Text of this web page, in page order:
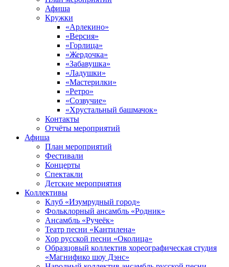
Афиша
Кружки
«Арлекино»
«Версия»
«Горлица»
«Жердочка»
«Забавушка»
«Ладушки»
«Мастерилки»
«Ретро»
«Созвучие»
«Хрустальный башмачок»
Контакты
Отчёты мероприятий
Афиша
План мероприятий
Фестивали
Концерты
Спектакли
Детские мероприятия
Коллективы
Клуб «Изумрудный город»
Фольклорный ансамбль «Родник»
Ансамбль «Ручеёк»
Театр песни «Кантилена»
Хор русской песни «Околица»
Образцовый коллектив хореографическая студия
«Магнифико шоу Дэнс»